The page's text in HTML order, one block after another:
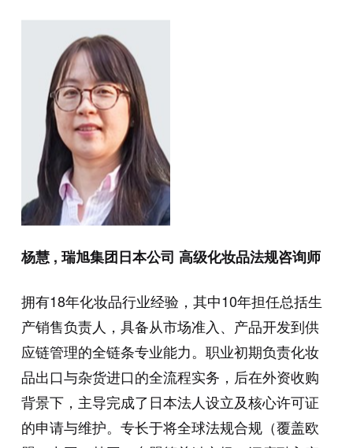
杨慧 , 瑞旭集团日本公司 高级化妆品法规咨询师
拥有18年化妆品行业经验，其中10年担任总括生
产销售负责人，具备从市场准入、产品开发到供
应链管理的全链条专业能力。职业初期负责化妆
品出口与杂货进口的全流程实务，后在外资收购
背景下，主导完成了日本法人设立及核心许可证
的申请与维护。专长于将全球法规合规（覆盖欧